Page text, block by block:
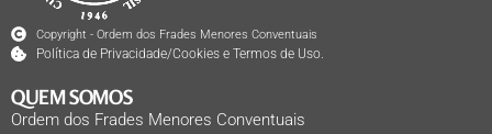
Copyright - Ordem dos Frades Menores Conventuais
Política de Privacidade/Cookies e Termos de Uso.
QUEM SOMOS
Ordem dos Frades Menores Conventuais